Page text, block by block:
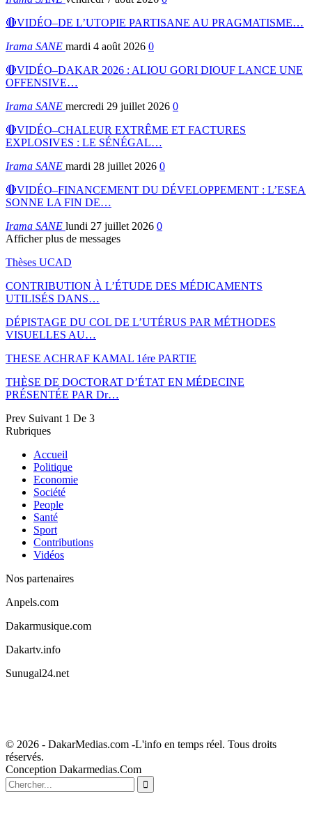
🔴VIDÉO–DE L’UTOPIE PARTISANE AU PRAGMATISME…
Irama SANE mardi 4 août 2026 0
🔴VIDÉO–DAKAR 2026 : ALIOU GORI DIOUF LANCE UNE
OFFENSIVE…
Irama SANE mercredi 29 juillet 2026 0
🔴VIDÉO–CHALEUR EXTRÊME ET FACTURES
EXPLOSIVES : LE SÉNÉGAL…
Irama SANE mardi 28 juillet 2026 0
🔴VIDÉO–FINANCEMENT DU DÉVELOPPEMENT : L’ESEA
SONNE LA FIN DE…
Irama SANE lundi 27 juillet 2026 0
Afficher plus de messages
Thèses UCAD
CONTRIBUTION À L’ÉTUDE DES MÉDICAMENTS
UTILISÉS DANS…
DÉPISTAGE DU COL DE L’UTÉRUS PAR MÉTHODES
VISUELLES AU…
THESE ACHRAF KAMAL 1ére PARTIE
THÈSE DE DOCTORAT D’ÉTAT EN MÉDECINE
PRÉSENTÉE PAR Dr…
Prev Suivant 1 De 3
Rubriques
Accueil
Politique
Economie
Société
People
Santé
Sport
Contributions
Vidéos
Nos partenaires
Anpels.com
Dakarmusique.com
Dakartv.info
Sunugal24.net
© 2026 - DakarMedias.com -L'info en temps réel. Tous droits
réservés.
Conception Dakarmedias.Com